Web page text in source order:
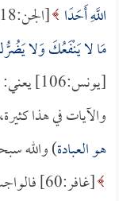
اللَّهِ أَحَدًا [الجن:18]، ويقول عز وجل:
مَا لا يَنْفَعُكَ وَلا
[يونس:106] يعني: من المشركين.
والآيات في هذا
هو العبادة) والله
[غافر:60]